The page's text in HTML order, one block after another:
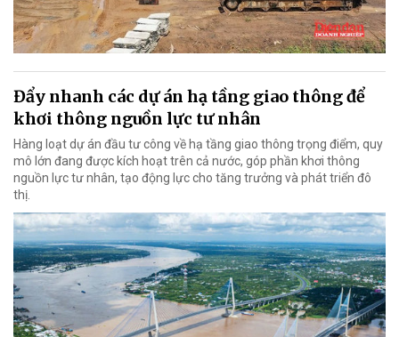
Đẩy nhanh các dự án hạ tầng giao thông để
khơi thông nguồn lực tư nhân
Hàng loạt dự án đầu tư công về hạ tầng giao thông trọng điểm, quy
mô lớn đang được kích hoạt trên cả nước, góp phần khơi thông
nguồn lực tư nhân, tạo động lực cho tăng trưởng và phát triển đô
thị.